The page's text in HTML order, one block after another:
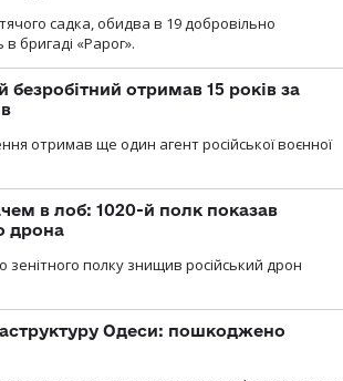
садка, обидва в 19 добровільно
бригаді «Рарог».
отримав 15 років за
отримав ще один агент російської воєнної
в лоб: 1020-й полк показав
дрона
зенітного полку знищив російський дрон
Одеси: пошкоджено